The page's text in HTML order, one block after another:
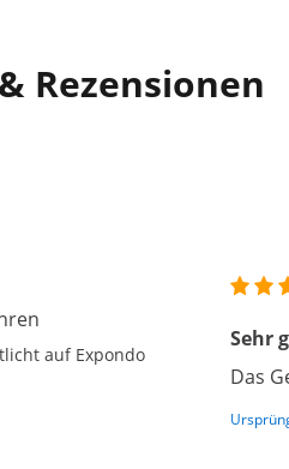
Rezensionen
auf Expondo
Sehr
Das